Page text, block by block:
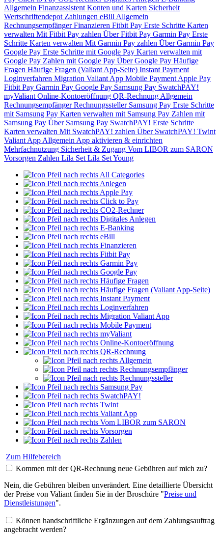
Allgemein Finanzassistent Konten und Karten Sicherheit
Wertschriftendepot Zahlungen eBill Allgemein
RechnungsempfängerFinanzieren Fitbit Pay Erste Schritte Karten
verwalten Mit Fitbit Pay zahlen Über Fitbit Pay Garmin Pay Erste
Schritte Karten verwalten Mit Garmin Pay zahlen Über Garmin Pay
Google Pay Erste Schritte mit Google Pay Karten verwalten mit
Google Pay Zahlen mit Google Pay Über Google Pay Häufige
Fragen Häufige Fragen (Valiant App-Seite) Instant Payment
Loginverfahren Migration Valiant App Mobile Payment Apple Pay
Fitbit Pay Garmin Pay Google Pay Samsung Pay SwatchPAY!
myValiant Online-Kontoeröffnung QR-Rechnung Allgemein
RechnungsempfängerRechnungssteller Samsung Pay Erste Schritte
mit Samsung Pay Karten verwalten mit Samsung Pay Zahlen mit
Samsung Pay Über Samsung Pay SwatchPAY! Erste Schritte
Karten verwalten Mit SwatchPAY! zahlen Über SwatchPAY! Twint
Valiant App Allgemein App aktivieren & einrichten
Mehrfachnutzung Sicherheit & Zugang Vom LIBOR zum SARON
Vorsorgen Zahlen Lila Set Lila Set Young
All Categories
Anlegen
Apple Pay
Click to Pay
CO2-Rechner
Digitales Anlegen
E-Banking
eBill
Finanzieren
Fitbit Pay
Garmin Pay
Google Pay
Häufige Fragen
Häufige Fragen (Valiant App-Seite)
Instant Payment
Loginverfahren
Migration Valiant App
Mobile Payment
myValiant
Online-Kontoeröffnung
QR-Rechnung
Allgemein
Rechnungsempfänger
Rechnungssteller
Samsung Pay
SwatchPAY!
Twint
Valiant App
Vom LIBOR zum SARON
Vorsorgen
Zahlen
Zum Hilfebereich
Kommen mit der QR-Rechnung neue Gebühren auf mich zu?
Nein, die Gebühren bleiben unverändert. Eine detaillierte Übersicht
der Preise von Valiant finden Sie in der Broschüre "Preise und
Dienstleistungen".
Können handschriftliche Ergänzungen auf dem Zahlungsauftrag
angebracht werden?